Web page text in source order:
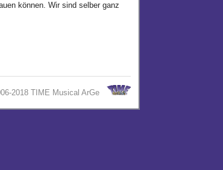
können. Wir sind selber ganz
2018 TIME Musical ArGe